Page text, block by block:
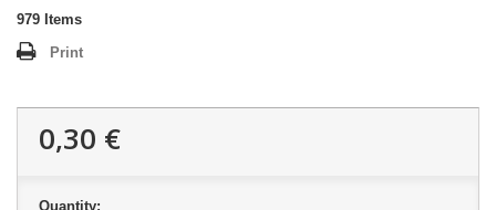
979 Items
Print
0,30 €
Quantity: